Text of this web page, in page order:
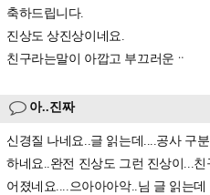
축하드립니다.
진상도 상진상이네요.
친구라는말이 아깝고 부끄러운ᆢ
아..진짜
신경질 나네요..글 읽는데....공사 구
하네요..완전 진상도 그런 진상이...
어졌네요....으아아아악..님 글 읽는